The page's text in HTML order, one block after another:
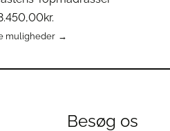
støvmider og allergener.
, især på kolde dage – det frisker
kr.
muligheder
Besøg os